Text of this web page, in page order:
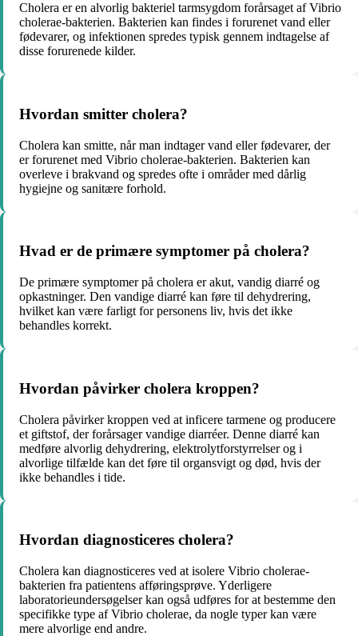
Cholera er en alvorlig bakteriel tarmsygdom forårsaget af Vibrio
cholerae-bakterien. Bakterien kan findes i forurenet vand eller
fødevarer, og infektionen spredes typisk gennem indtagelse af
disse forurenede kilder.
Hvordan smitter cholera?
Cholera kan smitte, når man indtager vand eller fødevarer, der
er forurenet med Vibrio cholerae-bakterien. Bakterien kan
overleve i brakvand og spredes ofte i områder med dårlig
hygiejne og sanitære forhold.
Hvad er de primære symptomer på cholera?
De primære symptomer på cholera er akut, vandig diarré og
opkastninger. Den vandige diarré kan føre til dehydrering,
hvilket kan være farligt for personens liv, hvis det ikke
behandles korrekt.
Hvordan påvirker cholera kroppen?
Cholera påvirker kroppen ved at inficere tarmene og producere
et giftstof, der forårsager vandige diarréer. Denne diarré kan
medføre alvorlig dehydrering, elektrolytforstyrrelser og i
alvorlige tilfælde kan det føre til organsvigt og død, hvis der
ikke behandles i tide.
Hvordan diagnosticeres cholera?
Cholera kan diagnosticeres ved at isolere Vibrio cholerae-
bakterien fra patientens afføringsprøve. Yderligere
laboratorieundersøgelser kan også udføres for at bestemme den
specifikke type af Vibrio cholerae, da nogle typer kan være
mere alvorlige end andre.